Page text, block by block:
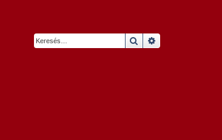
Keresés